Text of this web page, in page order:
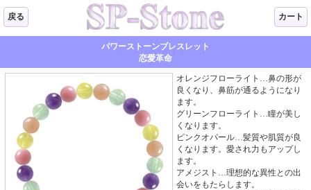
戻る カート
パワーストーンブレスレット
恋愛革命
オレンジフローライト…鼻の形が
良くなり、鼻筋が通るようになり
ます。
グリーンフローライト…瞳が美し
くなります。
ピンクオパール…髪質や肌質が良
くなります。愛され力もアップし
ます。
アメジスト…理想的な異性との出
会いをもたらします。